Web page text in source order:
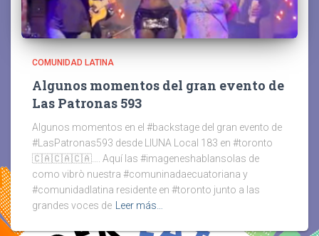
COMUNIDAD LATINA
Algunos momentos del gran evento de
Las Patronas 593
Algunos momentos en el #backstage del gran evento de
#LasPatronas593 desde LIUNA Local 183 en #toronto
🇨🇦🇨🇦🇨🇦…. Aquí las #imageneshablansolas de
como vibrò nuestra #comuninadaecuatoriana y
#comunidadlatina residente en #toronto junto a las
grandes voces de
Leer más…